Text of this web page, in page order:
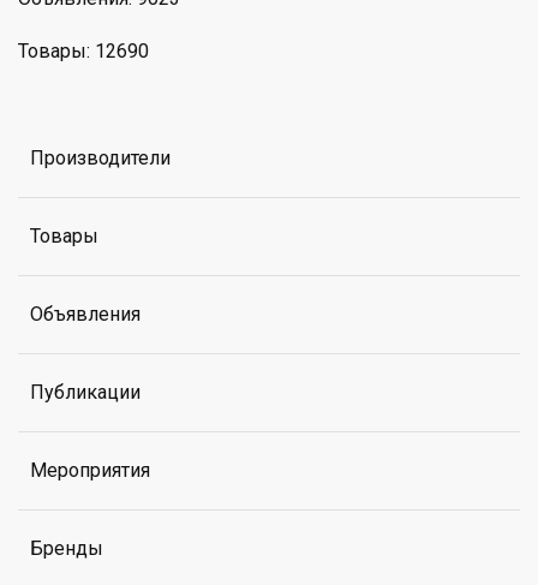
Товары: 12690
Производители
Товары
Объявления
Публикации
Мероприятия
Бренды